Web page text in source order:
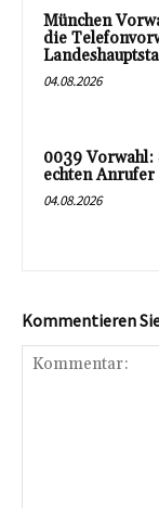
München
die
04.08.2026
0039 Vorwahl:
echten
04.08.2026
Kommentieren